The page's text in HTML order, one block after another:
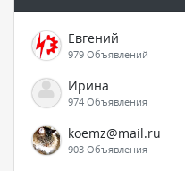
Евгений
979 Объявлений
Ирина
974 Объявления
koemz@mail.ru
903 Объявления